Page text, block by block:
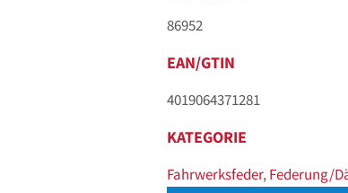
86952
EAN/GTIN
4019064371281
KATEGORIE
Fahrwerksfeder,Federung/